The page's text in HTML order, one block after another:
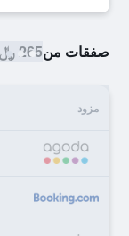
صفقات من265 ﷼
مزود